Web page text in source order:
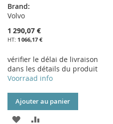
Brand:
Volvo
1 290,07 €
1 066,17 €
vérifier le délai de livraison
dans les détails du produit
Voorraad info
Ajouter au panier
AJOUTER